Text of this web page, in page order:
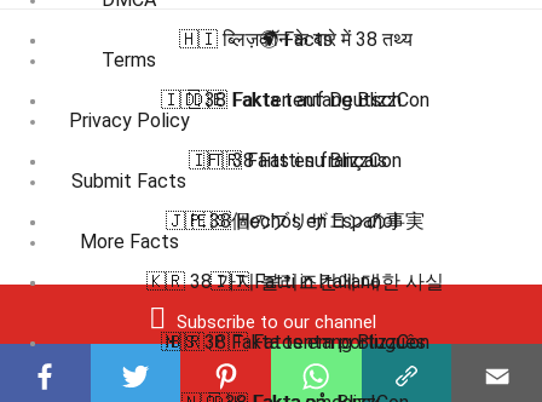
Terms
Privacy Policy
Submit Facts
More Facts
Subscribe to our channel
🇭🇮 ब्लिज़कॉन के बारे में 38 तथ्य
🇮🇩 38 Fakta tentang BlizzCon
🇮🇹 38 Fatti su BlizzCon
🇯🇵 38個のブリザコンの事実
🇰🇷 38 가지 블리즈컨에 대한 사실
🇲🇸 38 Fakta tentang BlizzCon
🌍 Facts
🇩🇪 Fakten auf Deutsch
🇫🇷 Faits en français
🇪🇸 Hechos en Español
🇮🇹 Fatti in Italiano
🇧🇷 🇵🇹 Fatos em português